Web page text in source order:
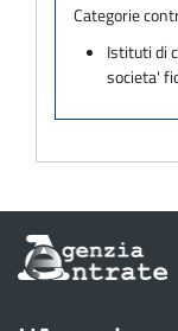
Categorie
Istituti di
societa'
Informazioni
sul